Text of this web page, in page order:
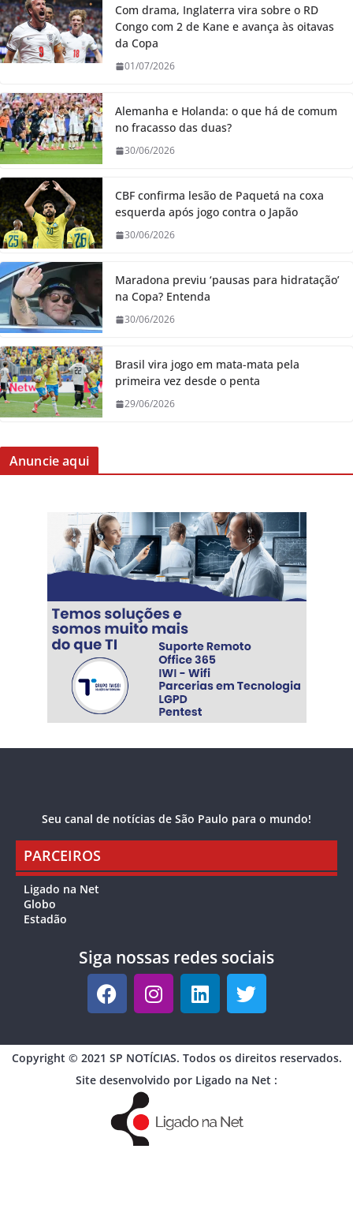
Com drama, Inglaterra vira sobre o RD
Congo com 2 de Kane e avança às oitavas
da Copa
01/07/2026
Alemanha e Holanda: o que há de comum
no fracasso das duas?
30/06/2026
CBF confirma lesão de Paquetá na coxa
esquerda após jogo contra o Japão
30/06/2026
Maradona previu ‘pausas para hidratação’
na Copa? Entenda
30/06/2026
Brasil vira jogo em mata-mata pela
primeira vez desde o penta
29/06/2026
Anuncie aqui
Seu canal de notícias de São Paulo para o mundo!
PARCEIROS
Ligado na Net
Globo
Estadão
Siga nossas redes sociais
Copyright © 2021 SP NOTÍCIAS. Todos os direitos reservados.
Site desenvolvido por Ligado na Net :